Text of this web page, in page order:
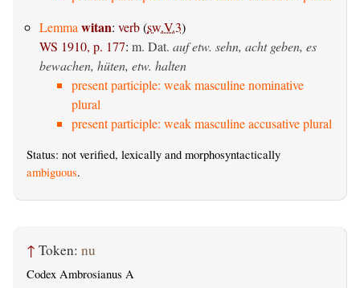
Lemma witan: verb(sw.V.3)
WS 1910, p. 177: m. Dat. auf etw. sehn, acht geben, es
bewachen, hüten, etw. halten
present participle: weak masculine nominative
plural
present participle: weak masculine accusative plural
Status: not verified, lexically and morphosyntactically
ambiguous.
↑ Token: nu
Codex Ambrosianus A